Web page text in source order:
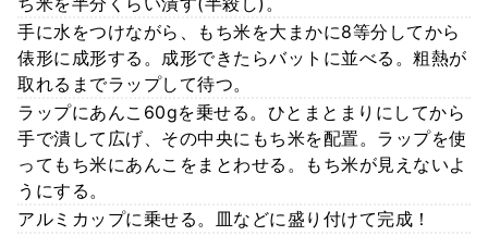
手に水をつけながら、もち米を大まかに8等分してから
俵形に成形する。成形できたらバットに並べる。粗熱が
取れるまでラップして待つ。
ラップにあんこ60gを乗せる。ひとまとまりにしてから
手で潰して広げ、その中央にもち米を配置。ラップを使
ってもち米にあんこをまとわせる。もち米が見えないよ
うにする。
アルミカップに乗せる。皿などに盛り付けて完成！